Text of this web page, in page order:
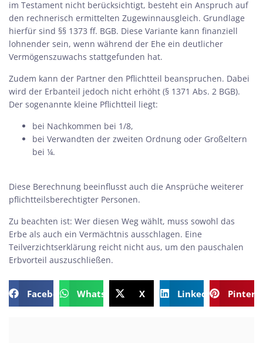
im Testament nicht berücksichtigt, besteht ein Anspruch auf
den rechnerisch ermittelten Zugewinnausgleich. Grundlage
hierfür sind §§ 1373 ff. BGB. Diese Variante kann finanziell
lohnender sein, wenn während der Ehe ein deutlicher
Vermögenszuwachs stattgefunden hat.
Zudem kann der Partner den Pflichtteil beanspruchen. Dabei
wird der Erbanteil jedoch nicht erhöht (§ 1371 Abs. 2 BGB).
Der sogenannte kleine Pflichtteil liegt:
bei Nachkommen bei 1/8,
bei Verwandten der zweiten Ordnung oder Großeltern
bei ¼.
Diese Berechnung beeinflusst auch die Ansprüche weiterer
pflichtteilsberechtigter Personen.
Zu beachten ist: Wer diesen Weg wählt, muss sowohl das
Erbe als auch ein Vermächtnis ausschlagen. Eine
Teilverzichtserklärung reicht nicht aus, um den pauschalen
Erbvorteil auszuschließen.
Facebook WhatsApp X LinkedIn